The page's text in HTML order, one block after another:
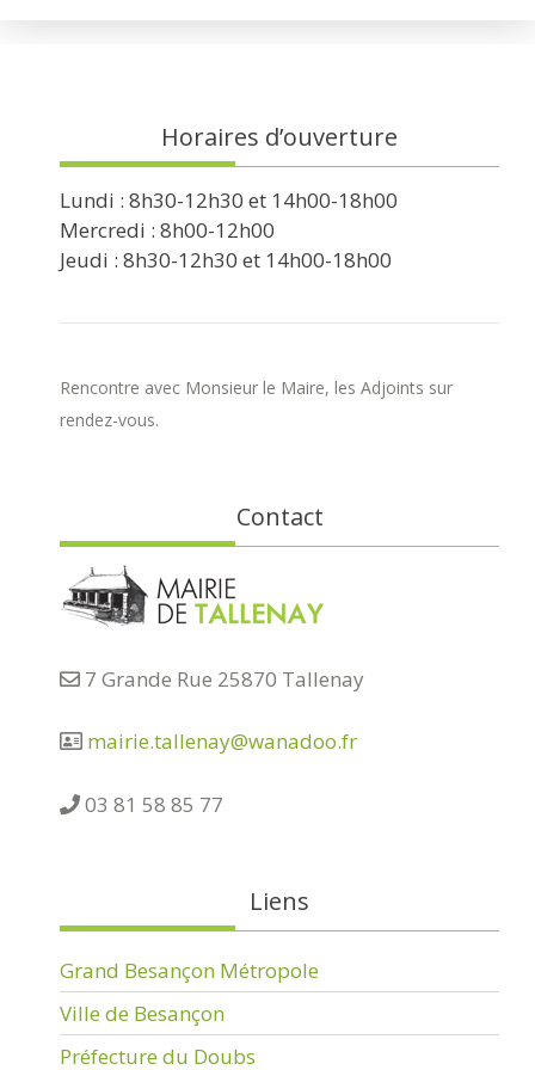
Horaires d’ouverture
Lundi : 8h30-12h30 et 14h00-18h00
Mercredi : 8h00-12h00
Jeudi : 8h30-12h30 et 14h00-18h00
Rencontre avec Monsieur le Maire, les Adjoints sur
rendez-vous.
Contact
7 Grande Rue 25870 Tallenay
mairie.tallenay@wanadoo.fr
03 81 58 85 77
Liens
Grand Besançon Métropole
Ville de Besançon
Préfecture du Doubs